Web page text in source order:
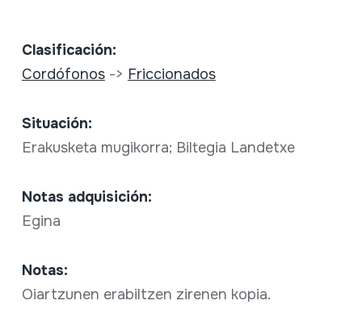
Clasificación:
Cordófonos-> Friccionados
Situación:
Erakusketa mugikorra; Biltegia Landetxe
Notas adquisición:
Egina
Notas:
Oiartzunen erabiltzen zirenen kopia.